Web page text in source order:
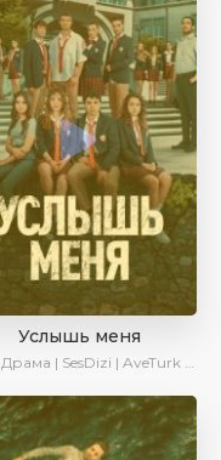
Услышь меня
Драма | SesDizi | AveTurk | Turok1990